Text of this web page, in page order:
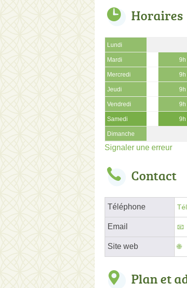
Horaires
Lundi
Mardi 9h
Mercredi 9h
Jeudi 9h
Vendredi 9h
Samedi 9h
Dimanche
Signaler une erreur
Contact
Téléphone
Email
Site web
Plan et